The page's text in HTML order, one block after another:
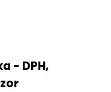
- DPH,